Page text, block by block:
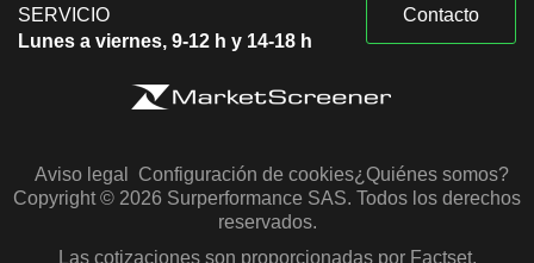
SERVICIO
Lunes a viernes, 9-12 h y 14-18 h
Contacto
Aviso legal Configuración de cookies¿Quiénes somos?
Copyright © 2026 Surperformance SAS. Todos los derechos
reservados.
Las cotizaciones son proporcionadas por Factset,